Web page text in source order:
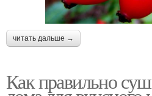
читать дальше →
Как правильно